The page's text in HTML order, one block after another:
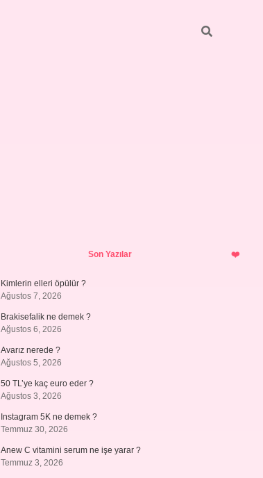
SidebarSon Yazılar
Kimlerin elleri öpülür ?
Ağustos 7, 2026
Brakisefalik ne demek ?
Ağustos 6, 2026
Avarız nerede ?
Ağustos 5, 2026
50 TL’ye kaç euro eder ?
Ağustos 3, 2026
Instagram 5K ne demek ?
Temmuz 30, 2026
Anew C vitamini serum ne işe yarar ?
Temmuz 3, 2026